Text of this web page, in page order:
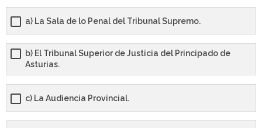
a) La Sala de lo Penal del Tribunal Supremo.
b) El Tribunal Superior de Justicia del Principado de
Asturias.
c) La Audiencia Provincial.